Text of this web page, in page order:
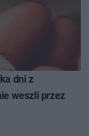
dni z
weszli przez